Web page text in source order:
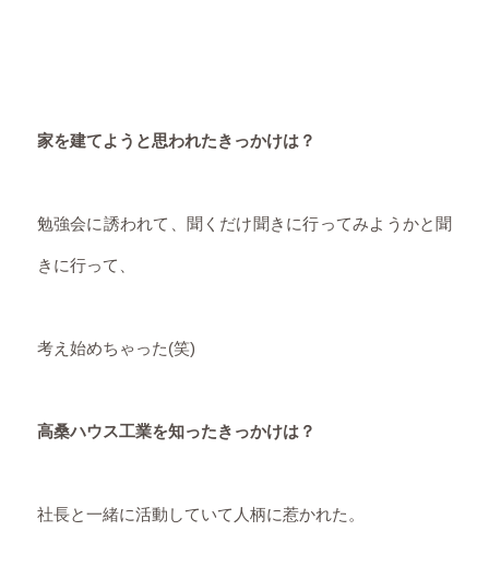
家を建てようと思われたきっかけは？
勉強会に誘われて、聞くだけ聞きに行ってみようかと聞
きに行って、
考え始めちゃった(笑)
高桑ハウス工業を知ったきっかけは？
社長と一緒に活動していて人柄に惹かれた。